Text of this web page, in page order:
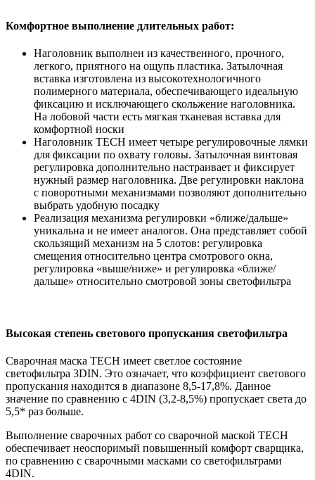
Комфортное выполнение длительных работ:
Наголовник выполнен из качественного, прочного,
легкого, приятного на ощупь пластика. Затылочная
вставка изготовлена из высокотехнологичного
полимерного материала, обеспечивающего идеальную
фиксацию и исключающего скольжение наголовника.
На лобовой части есть мягкая тканевая вставка для
комфортной носки
Наголовник TECH имеет четыре регулировочные лямки
для фиксации по охвату головы. Затылочная винтовая
регулировка дополнительно настраивает и фиксирует
нужный размер наголовника. Две регулировки наклона
с поворотными механизмами позволяют дополнительно
выбрать удобную посадку
Реализация механизма регулировки «ближе/дальше»
уникальна и не имеет аналогов. Она представляет собой
скользящий механизм на 5 слотов: регулировка
смещения относительно центра смотрового окна,
регулировка «выше/ниже» и регулировка «ближе/
дальше» относительно смотровой зоны светофильтра
Высокая степень светового пропускания светофильтра
Сварочная маска TECH имеет светлое состояние
светофильтра 3DIN. Это означает, что коэффициент светового
пропускания находится в диапазоне 8,5-17,8%. Данное
значение по сравнению с 4DIN (3,2-8,5%) пропускает света до
5,5* раз больше.
Выполнение сварочных работ со сварочной маской TECH
обеспечивает неоспоримый повышенный комфорт сварщика,
по сравнению с сварочными масками со светофильтрами
4DIN.